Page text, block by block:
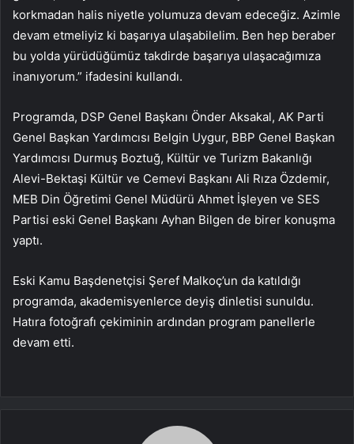
korkmadan halis niyetle yolumuza devam edeceğiz. Azimle
devam etmeliyiz ki başarıya ulaşabilelim. Ben hep beraber
bu yolda yürüdüğümüz takdirde başarıya ulaşacağımıza
inanıyorum.” ifadesini kullandı.
Programda, DSP Genel Başkanı Önder Aksakal, AK Parti
Genel Başkan Yardımcısı Belgin Uygur, BBP Genel Başkan
Yardımcısı Durmuş Boztuğ, Kültür ve Turizm Bakanlığı
Alevi-Bektaşi Kültür ve Cemevi Başkanı Ali Rıza Özdemir,
MEB Din Öğretimi Genel Müdürü Ahmet İşleyen ve SES
Partisi eski Genel Başkanı Ayhan Bilgen de birer konuşma
yaptı.
Eski Kamu Başdenetçisi Şeref Malkoç’un da katıldığı
programda, akademisyenlerce deyiş dinletisi sunuldu.
Hatıra fotoğrafı çekiminin ardından program panellerle
devam etti.